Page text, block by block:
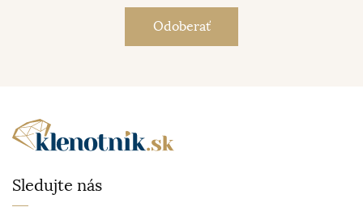
Sledujte nás